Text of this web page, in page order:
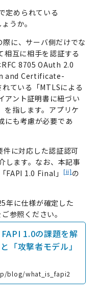
定められている
うか。
に、サーバ側だけでな
相互に相手を認証する
8705 OAuth 2.0
and Certificate-
ている「MTLSによる
アント証明書に紐づい
を指します。アプリケ
にも考慮が必要であ
件に対応した認証認可
します。なお、本記事
FAPI 1.0 Final」[ii]の
年に仕様が確定した
参照ください。
1.0の課題を解
「攻撃者モデル」
blog/what_is_fapi2